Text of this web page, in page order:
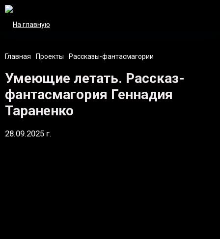
Главная Проекты Рассказы-фантасмагории
Умеющие летать. Рассказ-
фантасмагория Геннадия
Тараненко
28.09.2025 г.